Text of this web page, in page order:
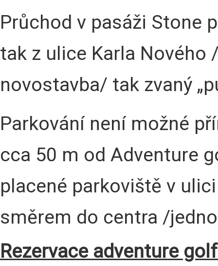
Průchod v pasáži Stone
tak z ulice Karla Nového
novostavba/ tak zvaný
Parkování není možné
cca 50 m od Adventure
placené parkoviště v
směrem do centra /
Rezervace adventure